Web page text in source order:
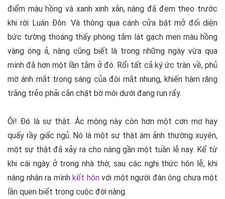
điểm màu hồng và xanh xinh xắn, nàng đã đem theo trước
khi rời Luân Đôn. Và thông qua cánh cửa bật mở đối diện
bức tường thoáng thấy phòng tắm lát gạch men màu hồng
vàng óng ả, nàng cũng biết là trong những ngày vừa qua
mình đã hơn một lần tắm ở đó. Rổi tất cả ký ức tràn về, phủ
mờ ánh mắt trong sáng của đôi mắt nhung, khiến hàm răng
trắng trẻo phải cắn chặt bờ môi dưới đang run rẩy.
Ôi! Đó là sự thật. Ác mộng này còn hơn một cơn mơ hay
quấy rầy giấc ngủ. Nó là một sự thật ám ảnh thường xuyên,
một sự thật đã xảy ra cho nàng gần một tuần lễ nay. Kể từ
khi cái ngày ở trong nhà thờ, sau các nghi thức hôn lễ, khi
nàng nhận ra mình kết hônvới một người đàn ông chưa một
lần quen biết trong cuộc đời nàng.